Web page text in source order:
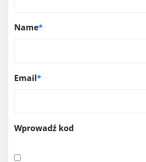
Name*
Email*
Wprowadź kod